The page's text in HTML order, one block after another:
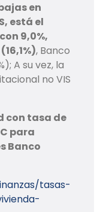
en
está el
9,0%,
, Banco
A su vez, la
no VIS
con tasa de
para
Banco
tasas-